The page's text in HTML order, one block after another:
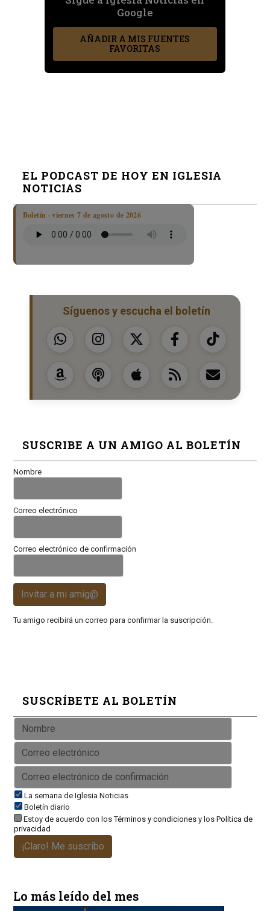
Google
AÑADIR A MIS FUENTES
FAVORITAS
EL PODCAST DE HOY EN IGLESIA
NOTICIAS
Boletín · viernes 7 de agosto de 2026
Síguenos y escucha el boletín
SUSCRIBE A UN AMIGO AL BOLETÍN
Nombre
Correo electrónico
Correo electrónico de confirmación
Invitar a mi amig@
Tu amigo recibirá un correo para confirmar la suscripción.
SUSCRÍBETE AL BOLETÍN
La semana de Iglesia Noticias
Boletín diario
Estoy de acuerdo con losTérminos y condicionesy los Política de
privacidad
¡Claro! Me suscribo
Lo más leído del mes